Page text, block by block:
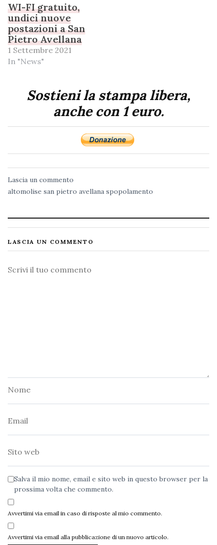
WI-FI gratuito,
undici nuove
postazioni a San
Pietro Avellana
1 Settembre 2021
In "News"
Sostieni la stampa libera,
anche con 1 euro.
Lascia un commento
altomolise san pietro avellana spopolamento
LASCIA UN COMMENTO
Commento
Salva il mio nome, email e sito web in questo browser per la
prossima volta che commento.
Avvertimi via email in caso di risposte al mio commento.
Avvertimi via email alla pubblicazione di un nuovo articolo.